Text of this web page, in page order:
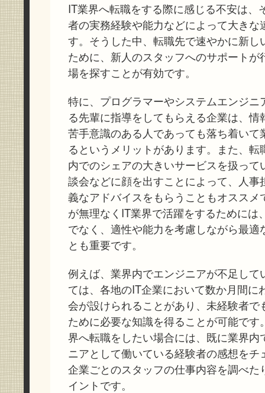
IT業界へ転職をする際に感じる不安は、
者の実務経験や能力などによって大きな
す。そうした中、転職先で速やかに新し
ために、新人のスタッフへのサポートが
場を探すことが有効です。
特に、プログラマーやシステムエンジニ
る先輩に指導をしてもらえる企業は、情
苦手意識のある人であっても落ち着いて
るというメリットがあります。また、転
内でのシェアの大きいサービスを扱って
談会などに顔を出すことによって、人事
義なアドバイスをもらうこともオススメ
が無理なくIT業界で活躍をするためには
でなく、適性や能力を考慮しながら最適
とも重要です。
例えば、業界内でエンジニアが不足して
ては、各地のIT企業において数か月間に
会が設けられることがあり、未経験者で
ために必要な知識を得ることが可能です
界へ転職をしたい場合には、既に業界内
ニアとして働いている経験者の感想をチ
企業ごとのスタッフの仕事内容を調べた
イントです。